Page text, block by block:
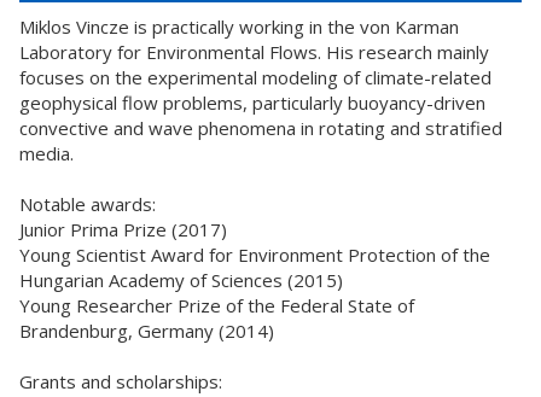
Miklos Vincze is practically working in the von Karman
Laboratory for Environmental Flows. His research mainly
focuses on the experimental modeling of climate-related
geophysical flow problems, particularly buoyancy-driven
convective and wave phenomena in rotating and stratified
media.
Notable awards:
Junior Prima Prize (2017)
Young Scientist Award for Environment Protection of the
Hungarian Academy of Sciences (2015)
Young Researcher Prize of the Federal State of
Brandenburg, Germany (2014)
Grants and scholarships: